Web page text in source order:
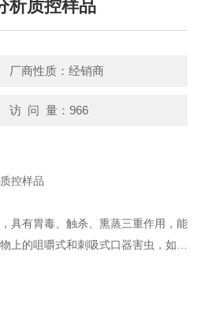
析质控样品
厂商性质：经销商
访 问 量：966
控样品
具有胃毒、触杀、熏蒸三重作用，能
上的咀嚼式和刺吸式口器害虫，如小